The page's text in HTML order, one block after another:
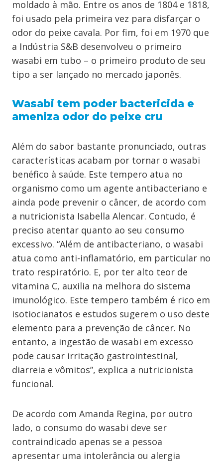
moldado à mão. Entre os anos de 1804 e 1818,
foi usado pela primeira vez para disfarçar o
odor do peixe cavala. Por fim, foi em 1970 que
a Indústria S&B desenvolveu o primeiro
wasabi em tubo – o primeiro produto de seu
tipo a ser lançado no mercado japonês.
Wasabi tem poder bactericida e
ameniza odor do peixe cru
Além do sabor bastante pronunciado, outras
características acabam por tornar o wasabi
benéfico à saúde. Este tempero atua no
organismo como um agente antibacteriano e
ainda pode prevenir o câncer, de acordo com
a nutricionista Isabella Alencar. Contudo, é
preciso atentar quanto ao seu consumo
excessivo. “Além de antibacteriano, o wasabi
atua como anti-inflamatório, em particular no
trato respiratório. E, por ter alto teor de
vitamina C, auxilia na melhora do sistema
imunológico. Este tempero também é rico em
isotiocianatos e estudos sugerem o uso deste
elemento para a prevenção de câncer. No
entanto, a ingestão de wasabi em excesso
pode causar irritação gastrointestinal,
diarreia e vômitos”, explica a nutricionista
funcional.
De acordo com Amanda Regina, por outro
lado, o consumo do wasabi deve ser
contraindicado apenas se a pessoa
apresentar uma intolerância ou alergia